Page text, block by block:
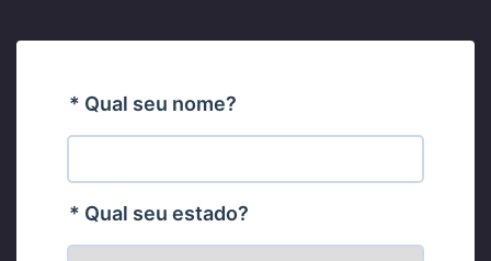
* Qual seu nome?
* Qual seu estado?